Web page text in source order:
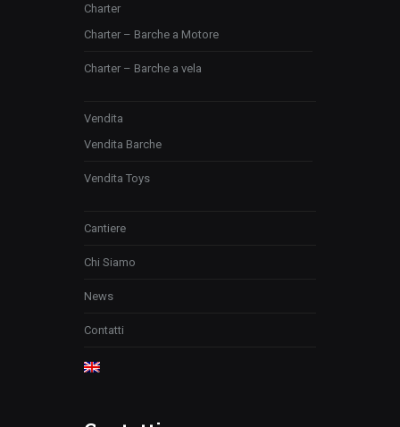
Charter
Charter – Barche a Motore
Charter – Barche a vela
Vendita
Vendita Barche
Vendita Toys
Cantiere
Chi Siamo
News
Contatti